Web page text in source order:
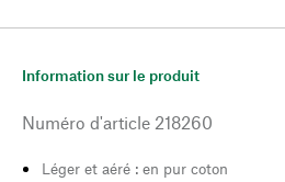
Information sur le produit
Numéro d'article 218260
Léger et aéré : en pur coton